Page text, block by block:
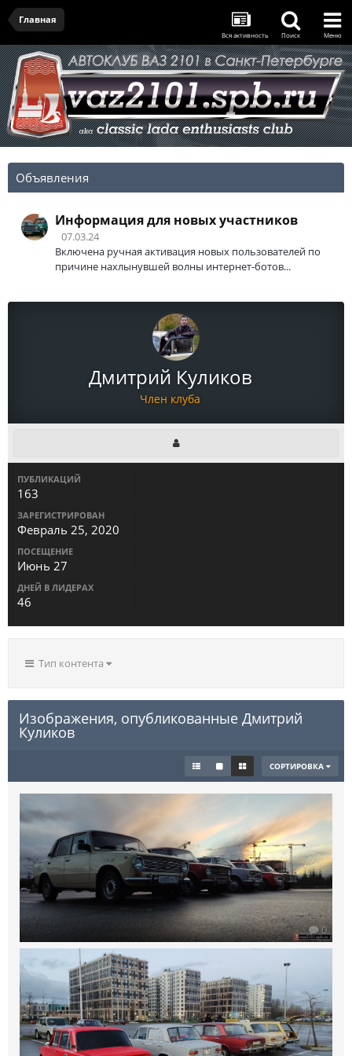
Главная
Вся активность Поиск Меню
Объявления
Информация для новых участников
07.03.24
Включена ручная активация новых пользователей по
причине нахлынувшей волны интернет-ботов...
Дмитрий Куликов
Член клуба
ПУБЛИКАЦИЙ
163
ЗАРЕГИСТРИРОВАН
Февраль 25, 2020
ПОСЕЩЕНИЕ
Июнь 27
ДНЕЙ В ЛИДЕРАХ
46
Тип контента
Изображения, опубликованные Дмитрий
Куликов
СОРТИРОВКА
0